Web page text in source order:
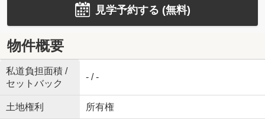
見学予約する (無料)
物件概要
私道負担面積 /
セットバック
- / -
土地権利 所有権